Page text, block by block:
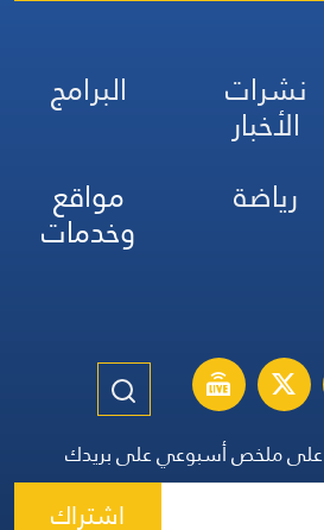
نشرات
الأخبار
البرامج
رياضة مواقع
وخدمات
على ملخص أسبوعي على بريدك
اشتراك